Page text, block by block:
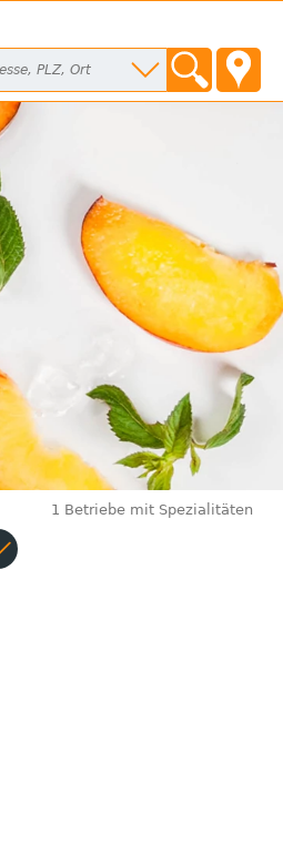
1 Betriebe mit Spezialitäten